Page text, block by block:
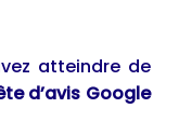
atteindre de
d’avis Google